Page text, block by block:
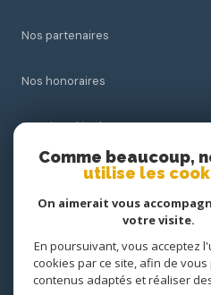
Nos partenaires
Nos honoraires
Mentions légales
Cookies
Comme beaucoup,
utilise les
On aimerait vous
votre visite.
En poursuivant, vous acceptez
cookies par ce site, afin de
contenus adaptés et réaliser